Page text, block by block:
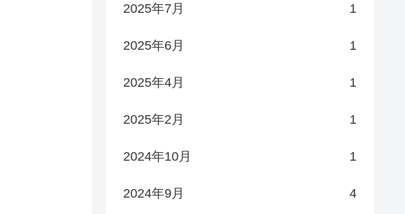
2025年7月 1
2025年6月 1
2025年4月 1
2025年2月 1
2024年10月 1
2024年9月 4